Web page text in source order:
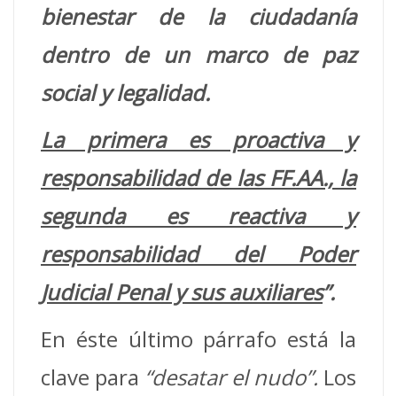
bienestar de la ciudadanía
dentro de un marco de paz
social y legalidad.
La primera es proactiva y
responsabilidad de las FF.AA., la
segunda es reactiva y
responsabilidad del Poder
Judicial Penal y sus auxiliares”.
En éste último párrafo está la
clave para “desatar el nudo”. Los